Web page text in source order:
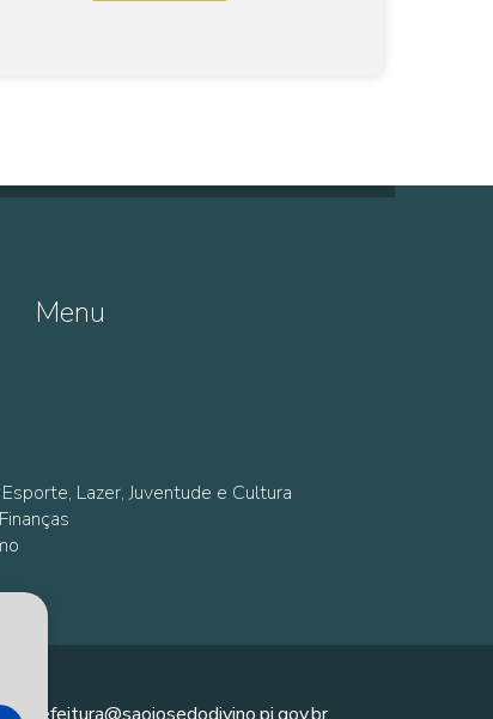
Menu
Lazer, Juventude e Cultura